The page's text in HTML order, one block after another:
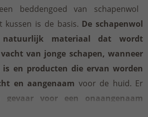
beddengoed van schapenwol
kussen is de basis. De schapenwol
materiaal dat wordt
van jonge schapen, wanneer
en producten die ervan worden
en aangenaam voor de huid. Er
gevaar voor een onaangenaam